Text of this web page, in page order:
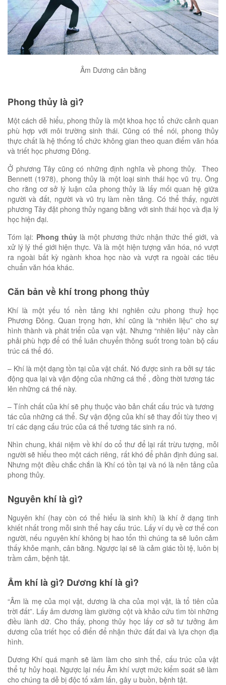
Âm Dương cân bằng
Phong thủy là gì?
Một cách dễ hiểu, phong thủy là một khoa học tổ chức cảnh quan
phù hợp với môi trường sinh thái. Cũng có thể nói, phong thủy
thực chất là hệ thống tổ chức không gian theo quan điểm văn hóa
và triết học phương Đông.
Ở phương Tây cũng có những định nghĩa về phong thủy. Theo
Bennett (1978), phong thủy là một loại sinh thái học vũ trụ. Ông
cho rằng cơ sở lý luận của phong thủy là lấy mối quan hệ giữa
người và đất, người và vũ trụ làm nền tảng. Có thể thấy, người
phương Tây đặt phong thủy ngang bằng với sinh thái học và địa lý
học hiện đại.
Tóm lại: Phong thủylà một phương thức nhận thức thế giới, và
xử lý lý thế giới hiện thực. Và là một hiện tượng văn hóa, nó vượt
ra ngoài bất kỳ ngành khoa học nào và vượt ra ngoài các tiêu
chuẩn văn hóa khác.
Căn bản về khí trong phong thủy
Khí là một yếu tố nền tảng khi nghiên cứu phong thuỷ học
Phương Đông. Quan trọng hơn, khí cũng là “nhiên liệu” cho sự
hình thành và phát triển của vạn vật. Nhưng “nhiên liệu” này cần
phải phù hợp để có thể luân chuyển thông suốt trong toàn bộ cấu
trúc cá thể đó.
– Khí là một dạng tồn tại của vật chất. Nó được sinh ra bởi sự tác
động qua lại và vận động của những cá thể , đồng thời tương tác
lên những cá thế này.
– Tính chất của khí sẽ phụ thuộc vào bản chất cấu trúc và tương
tác của những cá thể. Sự vận động của khí sẽ thay đổi tùy theo vị
trí các dạng cấu trúc của cá thể tương tác sinh ra nó.
Nhìn chung, khái niệm về khí do cổ thư để lại rất trừu tượng, mỗi
người sẽ hiểu theo một cách riêng, rất khó để phân định đúng sai.
Nhưng một điều chắc chắn là Khí có tồn tại và nó là nên tảng của
phong thủy.
Nguyên khí là gì?
Nguyên khí (hay còn có thể hiểu là sinh khí) là khí ở dạng tinh
khiết nhất trong mỗi sinh thể hay cấu trúc. Lấy ví dụ về cơ thể con
người, nếu nguyên khí không bị hao tổn thì chúng ta sẽ luôn cảm
thấy khỏe mạnh, cân bằng. Ngược lại sẽ là cảm giác tồi tệ, luôn bị
trầm cảm, bệnh tật.
Âm khí là gì? Dương khí là gì?
“Âm là mẹ của mọi vật, dương là cha của mọi vật, là tổ tiên của
trời đất”. Lấy âm dương làm giường cột và khảo cứu tìm tòi những
điều lành dữ. Cho thấy, phong thủy học lấy cơ sở tư tưởng âm
dương của triết học cổ điển để nhận thức đất đai và lựa chọn địa
hình.
Dương Khí quá mạnh sẽ làm làm cho sinh thể, cấu trúc của vật
thể tự hủy hoại. Ngược lại nếu Âm khí vượt mức kiểm soát sẽ làm
cho chúng ta dễ bị độc tố xâm lấn, gây u buồn, bệnh tật.